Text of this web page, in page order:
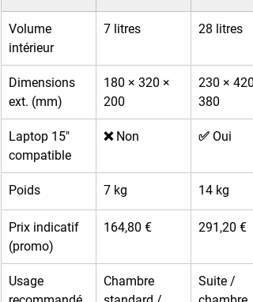
Volume
intérieur
7 litres 28 litres
Dimensions
ext. (mm)
180 × 320 ×
200
230 ×
380
Laptop 15"
compatible
❌ Non ✅ Oui
Poids 7 kg 14 kg
Prix indicatif
(promo)
164,80 € 291,20 €
Usage
Chambre
Suite /